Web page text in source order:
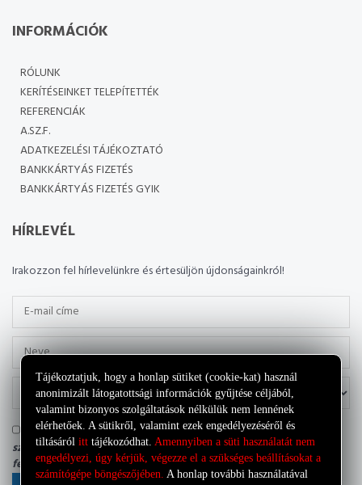
INFORMÁCIÓK
RÓLUNK
KERÍTÉSEINKET TELEPÍTETTÉK
REFERENCIÁK
A.SZ.F.
ADATKEZELÉSI TÁJÉKOZTATÓ
BANKKÁRTYÁS FIZETÉS
BANKKÁRTYÁS FIZETÉS GYIK
HÍRLEVÉL
Irakozzon fel hírlevelünkre és értesüljön újdonságainkról!
Tudomásul veszem, hogy az adatkezelő a most megadott
személyes adataimat a sajátAdatkezelési tájékoztatójának
feltételei szerint kezelheti.
Tájékoztatjuk, hogy a honlap sütiket (cookie-kat) használ
anonimizált látogatottsági információk gyűjtése céljából,
valamint bizonyos szolgáltatások nélkülük nem lennének
elérhetőek. A sütikről, valamint ezek engedélyezéséről és
tiltásáról itt tájékozódhat. Amennyiben a süti használatát nem
engedélyezi, úgy kérjük, végezze el a szükséges beállításokat a
számítógépe böngészőjében. A honlap további használatával